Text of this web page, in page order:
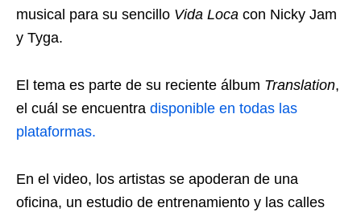
musical para su sencillo Vida Loca con Nicky Jam
y Tyga.
El tema es parte de su reciente álbum Translation,
el cuál se encuentra disponible en todas las
plataformas.
En el video, los artistas se apoderan de una
oficina, un estudio de entrenamiento y las calles